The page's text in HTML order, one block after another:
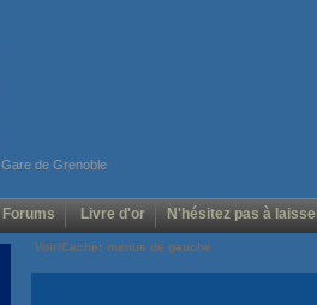
Gare de Grenoble
Forums Livre d'or N'hésitez pas à
Voir/Cacher menus de gauche